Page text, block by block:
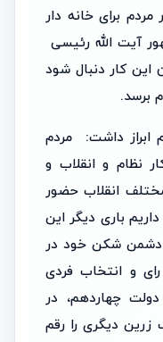
برای خانه دار
آیت الله رئیسی
این کار دنبال شود
برسد.
ابراز داشت: مردم
نظام و انقلاب و
انقلاب حضور
باری دیگر این
دشمن شکن خود در
رای و انتخاب فردی
چهاردهم، در
دیگری را رقم